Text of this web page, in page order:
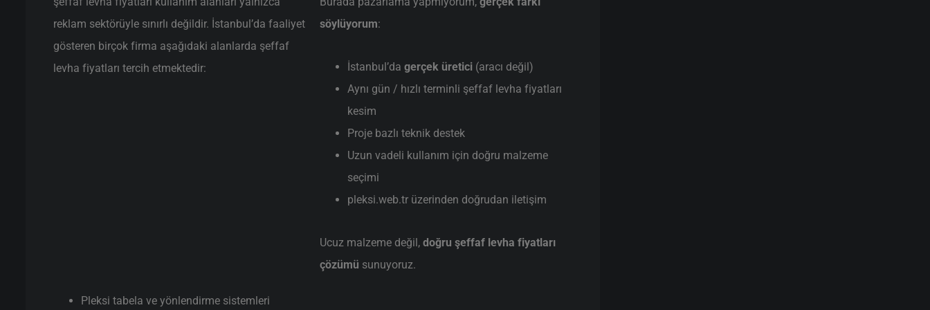
reklam sektörüyle sınırlı değildir. İstanbul’da faaliyet
gösteren birçok firma aşağıdaki alanlarda şeffaf
levha fiyatları tercih etmektedir:
söylüyorum:
İstanbul’da gerçek üretici(aracı değil)
Aynı gün / hızlı terminli şeffaf levha fiyatları
kesim
Proje bazlı teknik destek
Uzun vadeli kullanım için doğru malzeme
seçimi
pleksi.web.tr üzerinden doğrudan iletişim
Ucuz malzeme değil, doğru şeffaf levha fiyatları
çözümü sunuyoruz.
Pleksi tabela ve yönlendirme sistemleri